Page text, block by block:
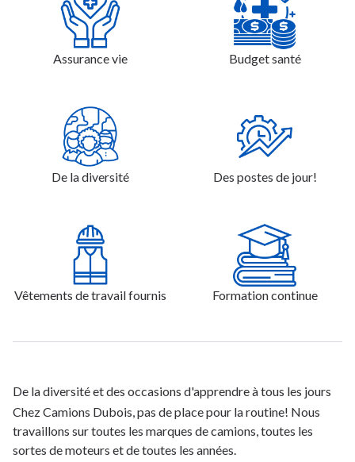
Assurance vie Budget santé
De la diversité Des postes de jour!
Vêtements de travail fournis Formation continue
De la diversité et des occasions d'apprendre à tous les jours
Chez Camions Dubois, pas de place pour la routine! Nous
travaillons sur toutes les marques de camions, toutes les
sortes de moteurs et de toutes les années.